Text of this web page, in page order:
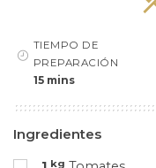
TIEMPO DE
PREPARACIÓN
15 mins
Ingredientes
kg